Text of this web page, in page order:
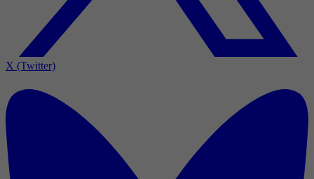
X (Twitter)